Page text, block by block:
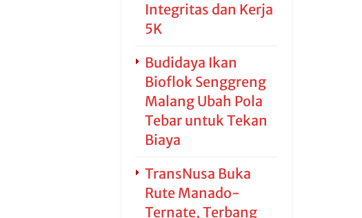
Integritas dan Kerja
5K
Budidaya Ikan
Bioflok Senggreng
Malang Ubah Pola
Tebar untuk Tekan
Biaya
TransNusa Buka
Rute Manado-
Ternate, Terbang